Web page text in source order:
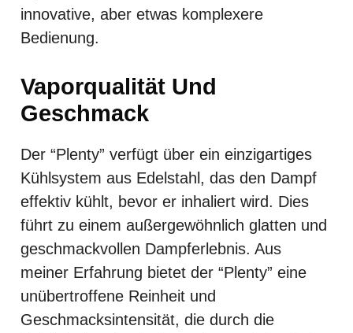
innovative, aber etwas komplexere
Bedienung.
Vaporqualität Und
Geschmack
Der “Plenty” verfügt über ein einzigartiges
Kühlsystem aus Edelstahl, das den Dampf
effektiv kühlt, bevor er inhaliert wird. Dies
führt zu einem außergewöhnlich glatten und
geschmackvollen Dampferlebnis. Aus
meiner Erfahrung bietet der “Plenty” eine
unübertroffene Reinheit und
Geschmacksintensität, die durch die